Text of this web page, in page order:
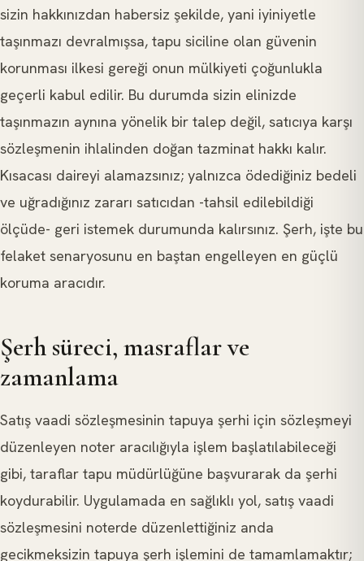
sizin hakkınızdan habersiz şekilde, yani iyiniyetle
taşınmazı devralmışsa, tapu siciline olan güvenin
korunması ilkesi gereği onun mülkiyeti çoğunlukla
geçerli kabul edilir. Bu durumda sizin elinizde
taşınmazın aynına yönelik bir talep değil, satıcıya karşı
sözleşmenin ihlalinden doğan tazminat hakkı kalır.
Kısacası daireyi alamazsınız; yalnızca ödediğiniz bedeli
ve uğradığınız zararı satıcıdan -tahsil edilebildiği
ölçüde- geri istemek durumunda kalırsınız. Şerh, işte bu
felaket senaryosunu en baştan engelleyen en güçlü
koruma aracıdır.
Şerh süreci, masraflar ve
zamanlama
Satış vaadi sözleşmesinin tapuya şerhi için sözleşmeyi
düzenleyen noter aracılığıyla işlem başlatılabileceği
gibi, taraflar tapu müdürlüğüne başvurarak da şerhi
koydurabilir. Uygulamada en sağlıklı yol, satış vaadi
sözleşmesini noterde düzenlettiğiniz anda
gecikmeksizin tapuya şerh işlemini de tamamlamaktır;